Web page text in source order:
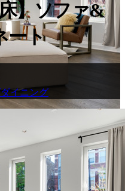
】ソファ&
ート
イニング